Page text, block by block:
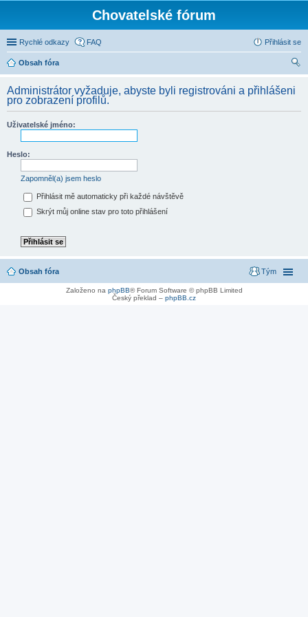
Chovatelské fórum
Rychlé odkazy FAQ Přihlásit se
Obsah fóra
Administrátor vyžaduje, abyste byli registrováni a přihlášeni
pro zobrazení profilů.
Uživatelské jméno:
Heslo:
Zapomněl(a) jsem heslo
Přihlásit mě automaticky při každé návštěvě
Skrýt můj online stav pro toto přihlášení
Obsah fóra Tým
Založeno na phpBB® Forum Software © phpBB Limited
Český překlad – phpBB.cz